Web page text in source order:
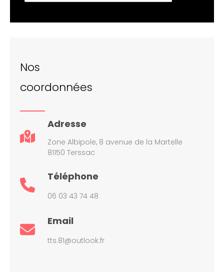
Nos
coordonnées
Adresse
Zone Albipole, 8 avenue de la Martelle
81150 Terssac
Téléphone
06 03 43 74 48
Email
tts.81@outlook.fr